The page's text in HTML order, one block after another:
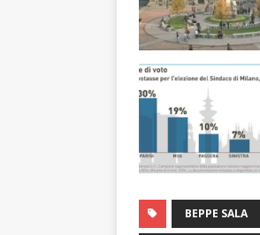
BEPPE SALA